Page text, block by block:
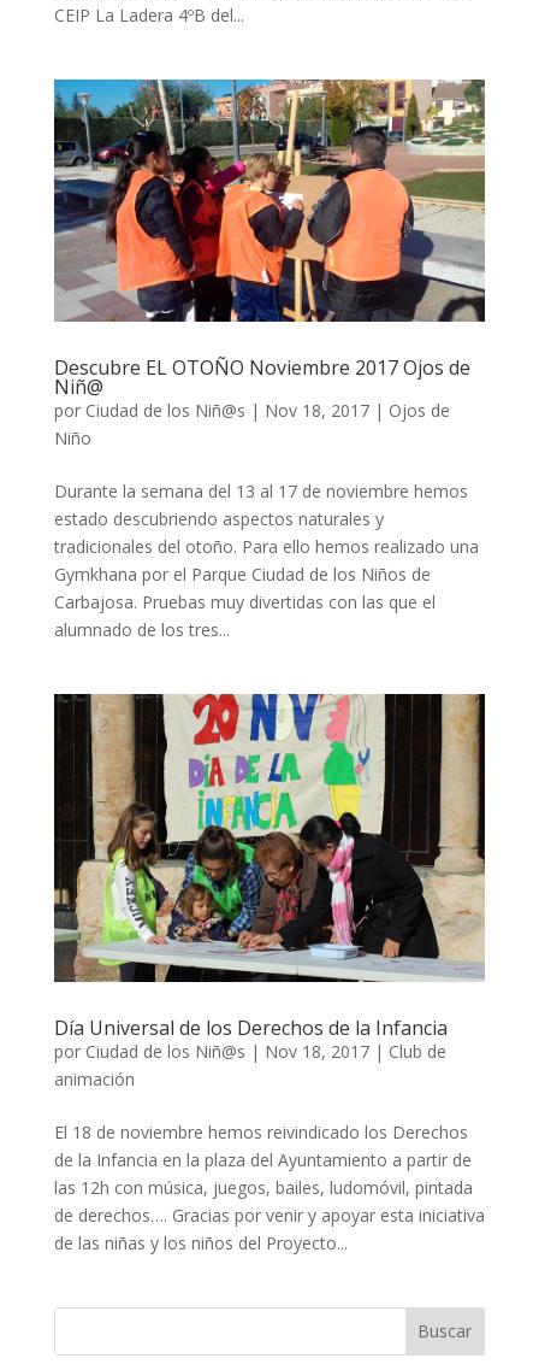
CEIP La Ladera 4ºB del...
Descubre EL OTOÑO Noviembre 2017 Ojos de
Niñ@
por Ciudad de los Niñ@s | Nov 18, 2017| Ojos de
Niño
Durante la semana del 13 al 17 de noviembre hemos
estado descubriendo aspectos naturales y
tradicionales del otoño. Para ello hemos realizado una
Gymkhana por el Parque Ciudad de los Niños de
Carbajosa. Pruebas muy divertidas con las que el
alumnado de los tres...
Día Universal de los Derechos de la Infancia
por Ciudad de los Niñ@s | Nov 18, 2017| Club de
animación
El 18 de noviembre hemos reivindicado los Derechos
de la Infancia en la plaza del Ayuntamiento a partir de
las 12h con música, juegos, bailes, ludomóvil, pintada
de derechos…. Gracias por venir y apoyar esta iniciativa
de las niñas y los niños del Proyecto...